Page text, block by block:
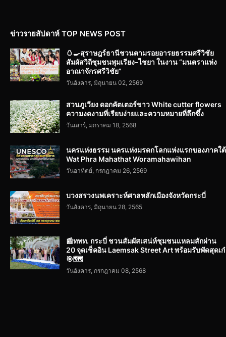
ข่าวรายสัปดาห์ TOP NEWS POST
🥚🍳สุราษฎร์ธานีชวนตามรอยอารยธรรมศรีวิชัย
สัมผัสวิถีชุมชนพุมเรียง–ไชยา ในงาน “มนตราแห่ง
อาณาจักรศรีวิชัย”
วันอังคาร, มิถุนายน 02, 2569
สวนภูเวียง ดอกคัตเตอร์ขาว White cutter flowers
ความงดงามที่เรียบง่ายและความหมายที่ลึกซึ้ง
วันเสาร์, มกราคม 18, 2568
นครแห่งธรรม นครแห่งมรดกโลกแห่งแรกของภาคใต้
Wat Phra Mahathat Woramahawihan
วันอาทิตย์, กรกฎาคม 26, 2569
บวงสรวงนพเคราะห์ศาลหลักเมืองจังหวัดกระบี่
วันอังคาร, มิถุนายน 28, 2565
📰ททท. กระบี่ ชวนสัมผัสเสน่ห์ชุมชนแหลมสักผ่าน
20 จุดเช็คอิน Laemsak Street Art พร้อมรับพัดสุดเก๋
🎯🗺️
วันอังคาร, กรกฎาคม 08, 2568